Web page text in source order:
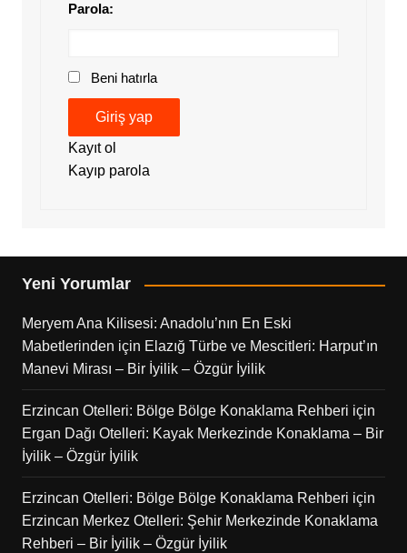
Parola:
Beni hatırla
Giriş yap
Kayıt ol
Kayıp parola
Yeni Yorumlar
Meryem Ana Kilisesi: Anadolu’nın En Eski
Mabetlerinden için Elazığ Türbe ve Mescitleri: Harput’ın
Manevi Mirası – Bir İyilik – Özgür İyilik
Erzincan Otelleri: Bölge Bölge Konaklama Rehberi için
Ergan Dağı Otelleri: Kayak Merkezinde Konaklama – Bir
İyilik – Özgür İyilik
Erzincan Otelleri: Bölge Bölge Konaklama Rehberi için
Erzincan Merkez Otelleri: Şehir Merkezinde Konaklama
Rehberi – Bir İyilik – Özgür İyilik